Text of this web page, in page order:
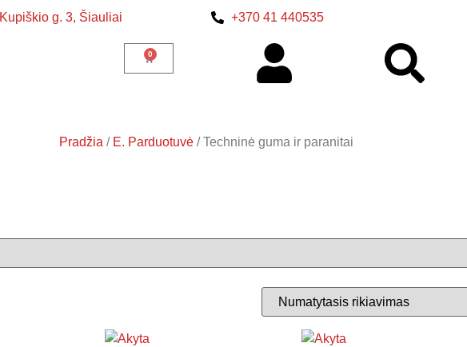
Kupiškio g. 3, Šiauliai +370 41 440535
0
Pradžia / E. Parduotuvė / Techninė guma ir paranitai